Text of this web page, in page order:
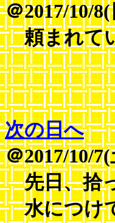
＠2017/10/
頼まれて
次の日へ
＠2017/10/
先日、拾っ
水につけて